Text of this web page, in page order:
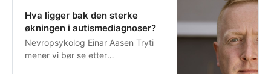
Hva ligger bak den sterke
økningen i autismediagnoser?
Nevropsykolog Einar Aasen Tryti
mener vi bør se etter